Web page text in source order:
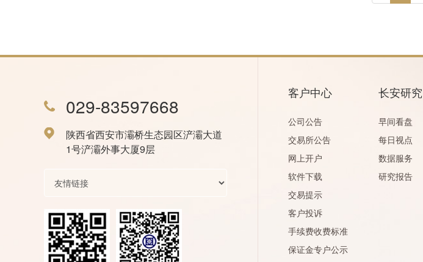
029-83597668
陕西省西安市灞桥生态园区浐灞大道
1号浐灞外事大厦9层
客户中心
公司公告
交易所公告
网上开户
软件下载
交易提示
客户投诉
手续费收费标准
保证金专户公示
长安研究
早间看盘
每日视点
数据服务
研究报告